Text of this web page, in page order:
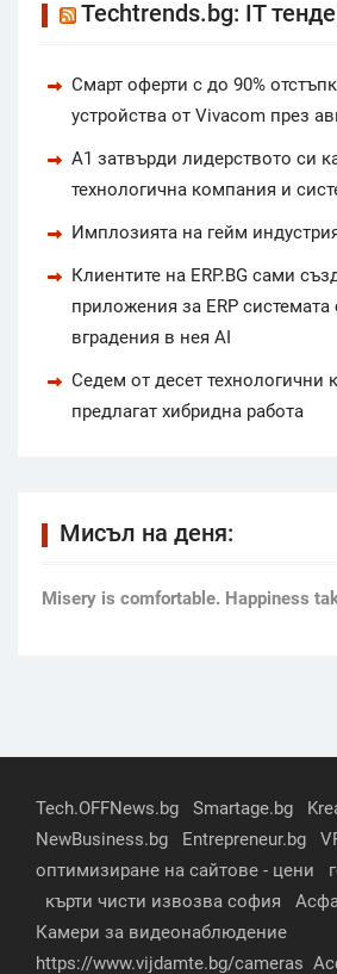
Techtrends.bg: IT
Смарт оферти с до 90%
устройства от Vivacom през
А1 затвърди лидерството си
технологична компания и
Имплозията на гейм
Клиентите на ERP.BG сами
приложения за ERP
вградения в нея AI
Седем от десет технологични
предлагат хибридна работа
Мисъл на деня:
Мisery is comfortable. Happiness
Tech.OFFNews.bg Smartage.bg
NewBusiness.bg
Entrepreneur.bg
оптимизиране на сайтове - цени
кърти чисти извозва софия
Камери за видеонаблюдение
https://www.vijdamte.bg/cameras